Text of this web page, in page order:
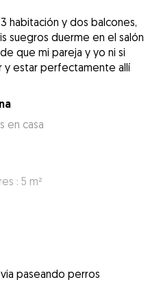
habitación y dos balcones,
suegros duerme en el salón
que mi pareja y yo ni si
y estar perfectamente allí
en casa
: 5 m²
paseando perros